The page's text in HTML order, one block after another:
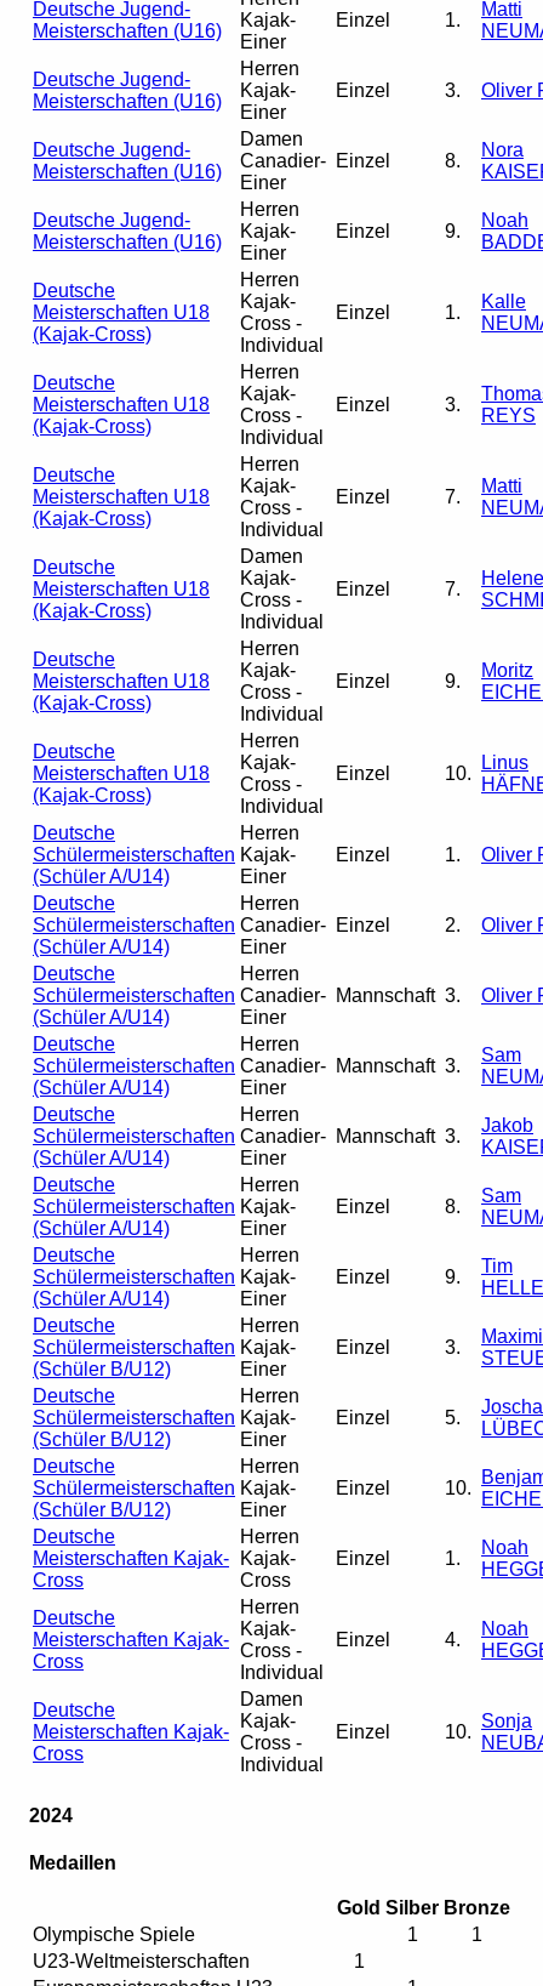
Deutsche Jugend-
Meisterschaften (U16)
Kajak-
Einer
Einzel 1.
Matti
Deutsche Jugend-
Meisterschaften (U16)
Herren
Kajak-
Einer
Einzel 3. Oliver
Deutsche Jugend-
Meisterschaften (U16)
Damen
Canadier-
Einer
Einzel 8.
Nora
Deutsche Jugend-
Meisterschaften (U16)
Herren
Kajak-
Einer
Einzel 9.
Noah
Deutsche
Meisterschaften U18
(Kajak-Cross)
Herren
Kajak-
Cross -
Individual
Einzel 1.
Kalle
Deutsche
Meisterschaften U18
(Kajak-Cross)
Herren
Kajak-
Cross -
Individual
Einzel 3.
REYS
Deutsche
Meisterschaften U18
(Kajak-Cross)
Herren
Kajak-
Cross -
Individual
Einzel 7.
Matti
Deutsche
Meisterschaften U18
(Kajak-Cross)
Damen
Kajak-
Cross -
Individual
Einzel 7.
Helene
Deutsche
Meisterschaften U18
(Kajak-Cross)
Herren
Kajak-
Cross -
Individual
Einzel 9.
Moritz
Deutsche
Meisterschaften U18
(Kajak-Cross)
Herren
Kajak-
Cross -
Individual
Einzel 10.
Linus
Deutsche
Schülermeisterschaften
(Schüler A/U14)
Herren
Kajak-
Einer
Einzel 1. Oliver
Deutsche
Schülermeisterschaften
(Schüler A/U14)
Herren
Canadier-
Einer
Einzel 2. Oliver
Deutsche
Schülermeisterschaften
(Schüler A/U14)
Herren
Canadier-
Einer
Mannschaft 3. Oliver
Deutsche
Schülermeisterschaften
(Schüler A/U14)
Herren
Canadier-
Einer
Mannschaft 3.
Sam
Deutsche
Schülermeisterschaften
(Schüler A/U14)
Herren
Canadier-
Einer
Mannschaft 3.
Jakob
Deutsche
Schülermeisterschaften
(Schüler A/U14)
Herren
Kajak-
Einer
Einzel 8.
Sam
Deutsche
Schülermeisterschaften
(Schüler A/U14)
Herren
Kajak-
Einer
Einzel 9.
Tim
Deutsche
Schülermeisterschaften
(Schüler B/U12)
Herren
Kajak-
Einer
Einzel 3.
Deutsche
Schülermeisterschaften
(Schüler B/U12)
Herren
Kajak-
Einer
Einzel 5.
Joscha
Deutsche
Schülermeisterschaften
(Schüler B/U12)
Herren
Kajak-
Einer
Einzel 10.
Deutsche
Meisterschaften Kajak-
Cross
Herren
Kajak-
Cross
Einzel 1.
Noah
Deutsche
Meisterschaften Kajak-
Cross
Herren
Kajak-
Cross -
Individual
Einzel 4.
Noah
Deutsche
Meisterschaften Kajak-
Cross
Damen
Kajak-
Cross -
Individual
Einzel 10.
Sonja
2024
Medaillen
Gold Silber Bronze
Olympische Spiele
1
1
U23-Weltmeisterschaften
1